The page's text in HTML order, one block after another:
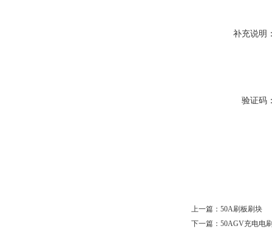
补充说明
验证码
上一篇： 50A刷板刷块
下一篇： 50AGV充电电